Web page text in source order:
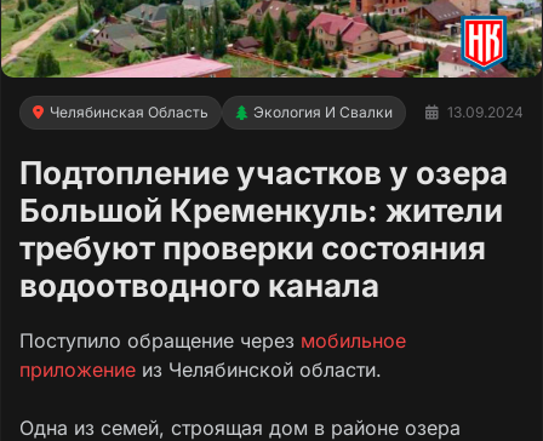
Челябинская Область Экология И Свалки 13.09.2024
Подтопление участков у озера
Большой Кременкуль: жители
требуют проверки состояния
водоотводного канала
Поступило обращение через мобильное
приложение из Челябинской области.
Одна из семей, строящая дом в районе озера